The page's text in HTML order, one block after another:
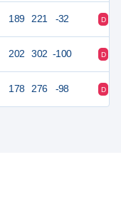
189 221 -32 D
202 302 -100 D
178 276 -98 D